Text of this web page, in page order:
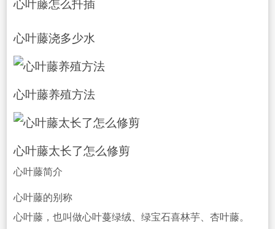
心叶藤怎么扦插
心叶藤浇多少水
心叶藤养殖方法
心叶藤太长了怎么修剪
心叶藤简介
心叶藤的别称
心叶藤，也叫做心叶蔓绿绒、绿宝石喜林芋、杏叶藤。